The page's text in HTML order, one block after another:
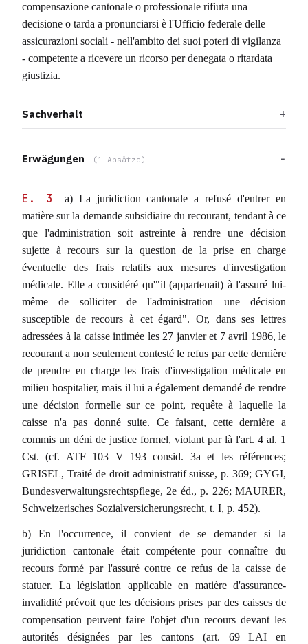
compensazione cantonale o professionale rifiuta una
decisione o tarda a pronunciarsi è l'Ufficio federale delle
assicurazioni sociali - nell'ambito dei suoi poteri di vigilanza
- competente a ricevere un ricorso per denegata o ritardata
giustizia.
Sachverhalt
Erwägungen (1 Absätze)
E. 3
a) La juridiction cantonale a refusé d'entrer en
matière sur la demande subsidiaire du recourant, tendant à ce
que l'administration soit astreinte à rendre une décision
sujette à recours sur la question de la prise en charge
éventuelle des frais relatifs aux mesures d'investigation
médicale. Elle a considéré qu'"il (appartenait) à l'assuré lui-
même de solliciter de l'administration une décision
susceptible de recours à cet égard". Or, dans ses lettres
adressées à la caisse intimée les 27 janvier et 7 avril 1986, le
recourant a non seulement contesté le refus par cette dernière
de prendre en charge les frais d'investigation médicale en
milieu hospitalier, mais il lui a également demandé de rendre
une décision formelle sur ce point, requête à laquelle la
caisse n'a pas donné suite. Ce faisant, cette dernière a
commis un déni de justice formel, violant par là l'art. 4 al. 1
Cst. (cf. ATF 103 V 193 consid. 3a et les références;
GRISEL, Traité de droit administratif suisse, p. 369; GYGI,
Bundesverwaltungsrechtspflege, 2e éd., p. 226; MAURER,
Schweizerisches Sozialversicherungsrecht, t. I, p. 452).
b) En l'occurrence, il convient de se demander si la
juridiction cantonale était compétente pour connaître du
recours formé par l'assuré contre ce refus de la caisse de
statuer. La législation applicable en matière d'assurance-
invalidité prévoit que les décisions prises par des caisses de
compensation peuvent faire l'objet d'un recours devant les
autorités désignées par les cantons (art. 69 LAI en